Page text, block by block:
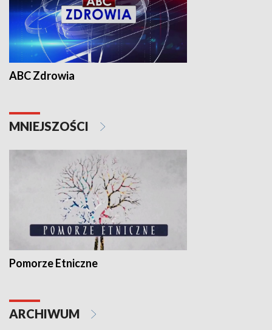
ABC Zdrowia
MNIEJSZOŚCI
Pomorze Etniczne
ARCHIWUM